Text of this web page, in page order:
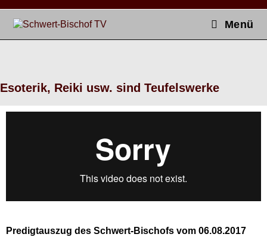
Menü
Esoterik, Reiki usw. sind Teufelswerke
Predig­tauszug des Schw­ert-Bischofs vom 06.08.2017